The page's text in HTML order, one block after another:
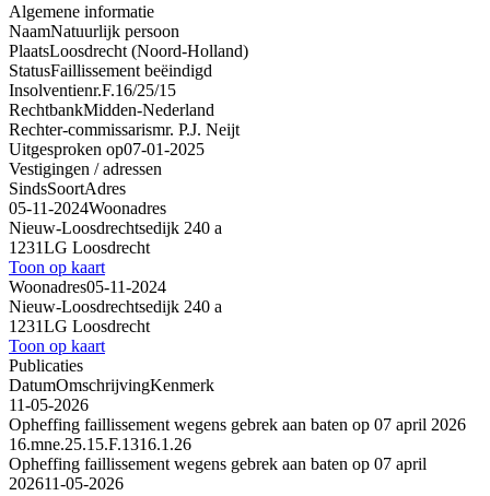
Algemene informatie
NaamNatuurlijk persoon
PlaatsLoosdrecht (Noord-Holland)
StatusFaillissement beëindigd
Insolventienr.F.16/25/15
RechtbankMidden-Nederland
Rechter-commissarismr. P.J. Neijt
Uitgesproken op07-01-2025
Vestigingen / adressen
SindsSoortAdres
05-11-2024Woonadres
Nieuw-Loosdrechtsedijk 240 a
1231LG Loosdrecht
Toon op kaart
Woonadres05-11-2024
Nieuw-Loosdrechtsedijk 240 a
1231LG Loosdrecht
Toon op kaart
Publicaties
DatumOmschrijvingKenmerk
11-05-2026
Opheffing faillissement wegens gebrek aan baten op 07 april 2026
16.mne.25.15.F.1316.1.26
Opheffing faillissement wegens gebrek aan baten op 07 april
202611-05-2026